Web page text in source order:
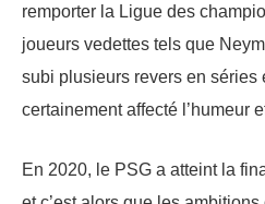
remporter la Ligue des
joueurs vedettes tels que
subi plusieurs revers en séries
certainement affecté l’humeur
En 2020, le PSG a atteint la